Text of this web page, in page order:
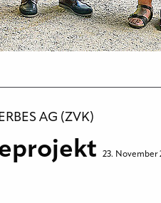
AG (ZVK)
23. November